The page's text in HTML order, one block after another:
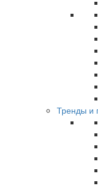
Тренды и